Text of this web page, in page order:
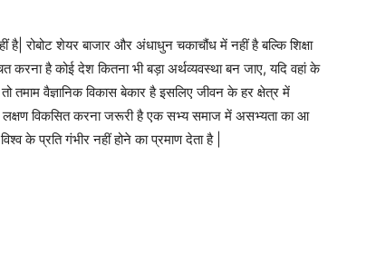
है| रोबोट शेयर बाजार और अंधाधुन चकाचौंध में नहीं है बल्कि शिक्षा
करना है कोई देश कितना भी बड़ा अर्थव्यवस्था बन जाए, यदि वहां के
वैज्ञानिक विकास बेकार है इसलिए जीवन के हर क्षेत्र में
लक्षण विकसित करना जरूरी है एक सभ्य समाज में असभ्यता का आ
के प्रति गंभीर नहीं होने का प्रमाण देता है |